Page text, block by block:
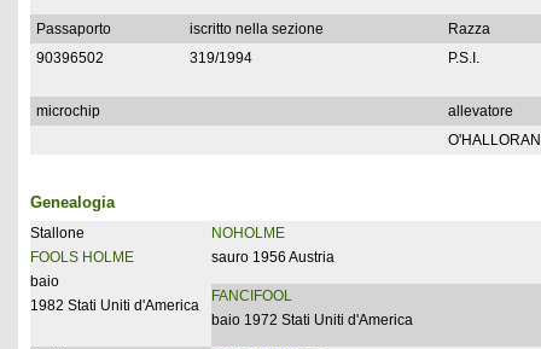
Passaporto iscritto nella sezione
Razza
90396502
319/1994 P.S.I.
microchip
allevatore
Genealogia
Stallone
FOOLS HOLME
baio
1982 Stati Uniti d'America
NOHOLME
sauro 1956 Austria
FANCIFOOL
baio 1972 Stati Uniti d'America